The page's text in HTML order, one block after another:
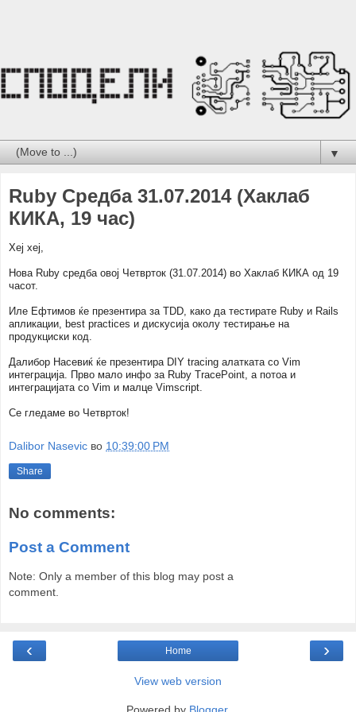
▼
Ruby Средба 31.07.2014 (Хаклаб
КИКА, 19 час)
Хеј хеј,
Нова Ruby средба овој Четврток (31.07.2014) во Хаклаб КИКА од 19
часот.
Иле Ефтимов ќе презентира за TDD, како да тестирате Ruby и Rails
апликации, best practices и дискусија околу тестирање на
продукциски код.
Далибор Насевиќ ќе презентира DIY tracing алатката со Vim
интеграција. Прво мало инфо за Ruby TracePoint, а потоа и
интеграцијата со Vim и малце Vimscript.
Се гледаме во Четврток!
Dalibor Nasevic во 10:39:00 PM
Share
No comments:
Post a Comment
Note: Only a member of this blog may post a
comment.
‹ ›
Home
View web version